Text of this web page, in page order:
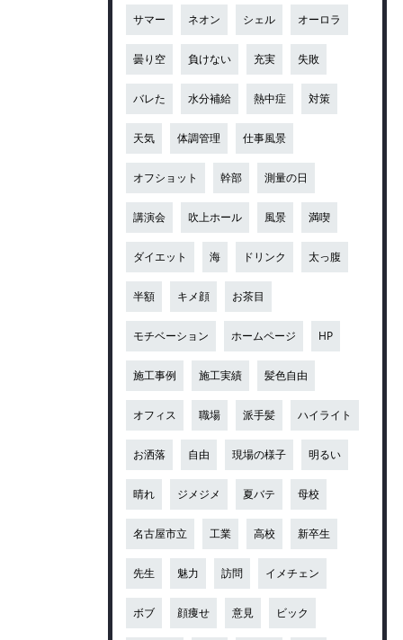
サマー ネオン シェル オーロラ
曇り空 負けない 充実 失敗
バレた 水分補給 熱中症 対策
天気 体調管理 仕事風景
オフショット 幹部 測量の日
講演会 吹上ホール 風景 満喫
ダイエット 海 ドリンク 太っ腹
半額 キメ顔 お茶目
モチベーション ホームページ HP
施工事例 施工実績 髪色自由
オフィス 職場 派手髪 ハイライト
お洒落 自由 現場の様子 明るい
晴れ ジメジメ 夏バテ 母校
名古屋市立 工業 高校 新卒生
先生 魅力 訪問 イメチェン
ボブ 顔痩せ 意見 ビック